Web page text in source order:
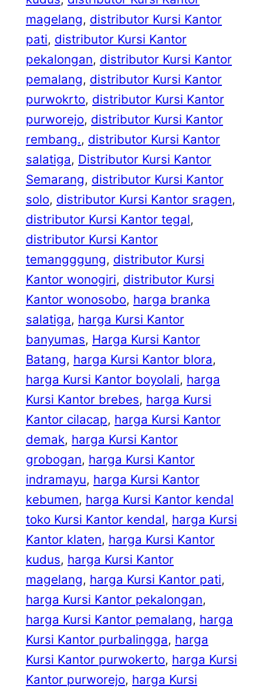
magelang, distributor Kursi Kantor
pati, distributor Kursi Kantor
pekalongan, distributor Kursi Kantor
pemalang, distributor Kursi Kantor
purwokrto, distributor Kursi Kantor
purworejo, distributor Kursi Kantor
rembang., distributor Kursi Kantor
salatiga, Distributor Kursi Kantor
Semarang, distributor Kursi Kantor
solo, distributor Kursi Kantor sragen
distributor Kursi Kantor tegal
distributor Kursi Kantor
temangggung, distributor Kursi
Kantor wonogiri, distributor Kursi
Kantor wonosobo, harga branka
salatiga, harga Kursi Kantor
banyumas, Harga Kursi Kantor
Batang, harga Kursi Kantor blora
harga Kursi Kantor boyolali, harga
Kursi Kantor brebes, harga Kursi
Kantor cilacap, harga Kursi Kantor
demak, harga Kursi Kantor
grobogan, harga Kursi Kantor
indramayu, harga Kursi Kantor
kebumen, harga Kursi Kantor kendal
toko Kursi Kantor kendal, harga Kursi
Kantor klaten, harga Kursi Kantor
kudus, harga Kursi Kantor
magelang, harga Kursi Kantor pati
harga Kursi Kantor pekalongan
harga Kursi Kantor pemalang, harga
Kursi Kantor purbalingga, harga
Kursi Kantor purwokerto, harga Kursi
Kantor purworejo, harga Kursi